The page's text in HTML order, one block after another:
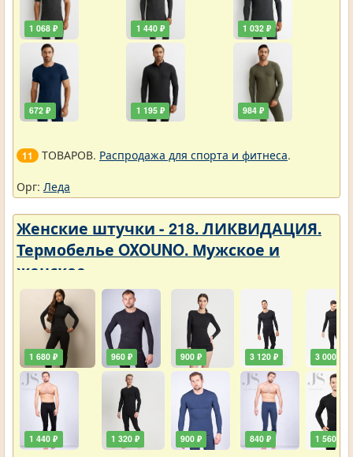
1 068 ₽
672 ₽
1 440 ₽
1 195 ₽
1 032 ₽
984 ₽
11 ТОВАРОВ. Распродажа для спорта и фитнеса.
Орг: Леда
Женские штучки - 218. ЛИКВИДАЦИЯ.
Термобелье OXOUNO. Мужское и
женское
1 680 ₽
1 440 ₽
960 ₽
1 320 ₽
900 ₽
900 ₽
3 120 ₽
840 ₽
3 000 ₽
1 560 ₽